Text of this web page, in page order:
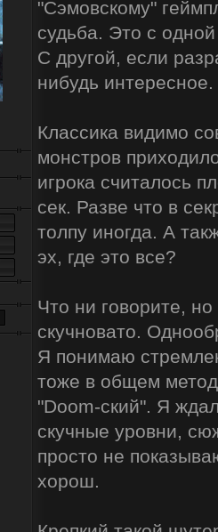
"Сэмовскому"
судьба. Это с
С другой, если
нибудь интересное.
Классика видимо
монстров
игрока считалось
сек. Разве что в
толпу иногда. А
эх, где это все?
Что ни говорите,
скучновато.
Я понимаю
тоже в общем
"Doom-ский". Я
скучные уровни,
просто не
хорош.